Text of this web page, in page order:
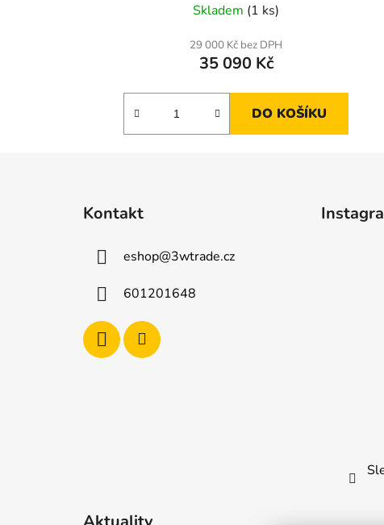
Skladem (1 ks)
29 000 Kč bez DPH
35 090 Kč
DO KOŠÍKU
Kontakt
eshop@3wtrade.cz
601201648